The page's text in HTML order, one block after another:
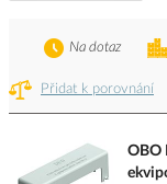
Přidat k porovnání
Na dotaz
OBO